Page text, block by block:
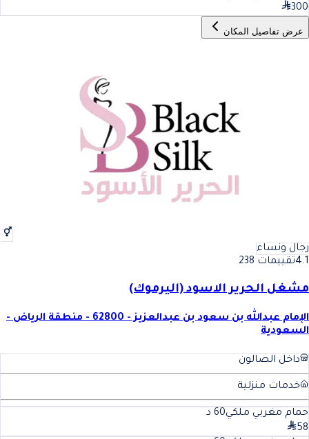
300
عرض تفاصيل المكان
رجال ونساء
4.1تقييمات 238
مشغل الحرير الاسود (اليرموك)
الإمام عبدالله بن سعود بن عبدالعزيز - 62800 - منطقة الرياض -
السعودية
داخل الصالون
خدمات منزلية
حمام مغربي ملكي60 د
58